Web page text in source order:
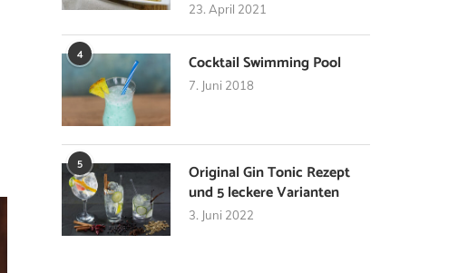
23. April 2021
4 Cocktail Swimming Pool
7. Juni 2018
5
Original Gin Tonic Rezept
und 5 leckere Varianten
3. Juni 2022